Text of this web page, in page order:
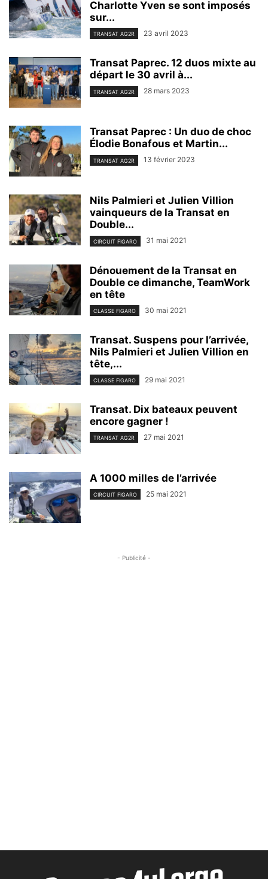
Charlotte Yven se sont imposés
sur...
TRANSAT AG2R 23 avril 2023
Transat Paprec. 12 duos mixte au
départ le 30 avril à...
TRANSAT AG2R 28 mars 2023
Transat Paprec : Un duo de choc
Élodie Bonafous et Martin...
TRANSAT AG2R 13 février 2023
Nils Palmieri et Julien Villion
vainqueurs de la Transat en
Double...
CIRCUIT FIGARO 31 mai 2021
Dénouement de la Transat en
Double ce dimanche, TeamWork
en tête
CLASSE FIGARO 30 mai 2021
Transat. Suspens pour l’arrivée,
Nils Palmieri et Julien Villion en
tête,...
CLASSE FIGARO 29 mai 2021
Transat. Dix bateaux peuvent
encore gagner !
TRANSAT AG2R 27 mai 2021
A 1000 milles de l’arrivée
CIRCUIT FIGARO 25 mai 2021
- Publicité -